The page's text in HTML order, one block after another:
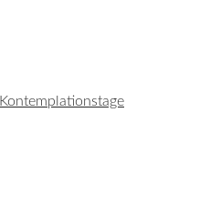
Kontemplationstage